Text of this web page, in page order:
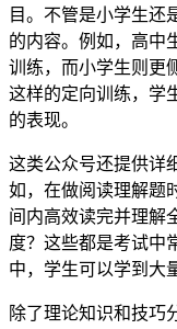
目。不管是小学生还
的内容。例如，高中
训练，而小学生则更
这样的定向训练，学
的表现。
这类公众号还提供详
如，在做阅读理解题
间内高效读完并理解
度？这些都是考试中
中，学生可以学到大
除了理论知识和技巧